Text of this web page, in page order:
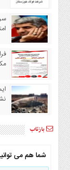
بازتاب
شما هم می